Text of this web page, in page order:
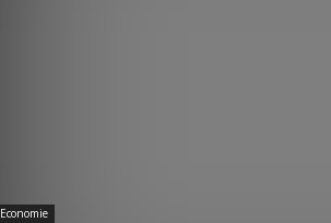
Economie